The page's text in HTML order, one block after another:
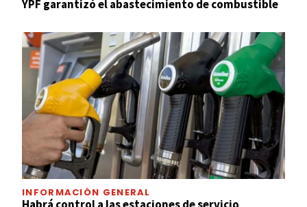
YPF garantizó el abastecimiento de combustible
INFORMACIÓN GENERAL